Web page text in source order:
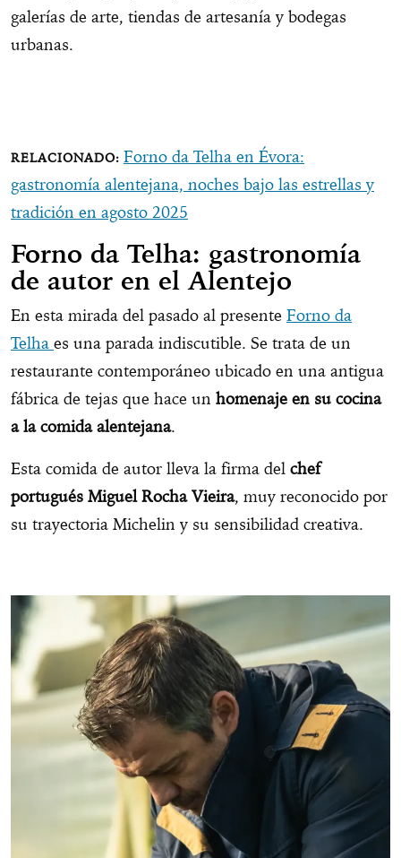
galerías de arte, tiendas de artesanía y bodegas
urbanas.
Forno da Telha en Évora:
gastronomía alentejana, noches bajo las estrellas y
tradición en agosto 2025
Forno da Telha: gastronomía
de autor en el Alentejo
En esta mirada del pasado al presente Forno da
Telha es una parada indiscutible. Se trata de un
restaurante contemporáneo ubicado en una antigua
fábrica de tejas que hace un homenaje en su cocina
a la comida alentejana.
Esta comida de autor lleva la firma del chef
portugués Miguel Rocha Vieira, muy reconocido por
su trayectoria Michelin y su sensibilidad creativa.